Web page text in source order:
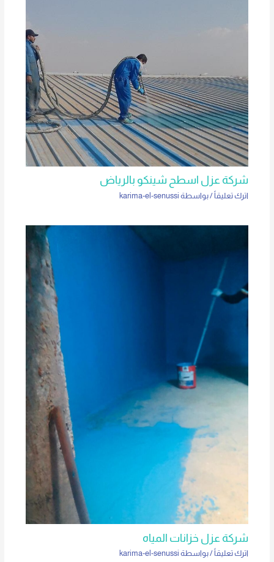
شركة عزل اسطح شينكو بالرياض
اترك تعليقاً/ بواسطة karima-el-senussi
شركة عزل خزانات المياه
اترك تعليقاً / بواسطة karima-el-senussi